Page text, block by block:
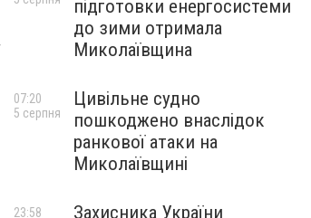
підготовки енергосистеми
до зими отримала
Миколаївщина
Цивільне судно
пошкоджено внаслідок
ранкової атаки на
Миколаївщині
07:20
5 серпня
Захисника України
23:58